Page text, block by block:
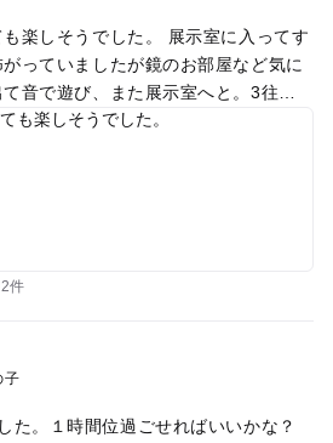
楽しそうでした。 展示室に入ってす
っていましたが鏡のお部屋など気に
音で遊び、また展示室へと。3往復
2件
子
た。１時間位過ごせればいいかな？